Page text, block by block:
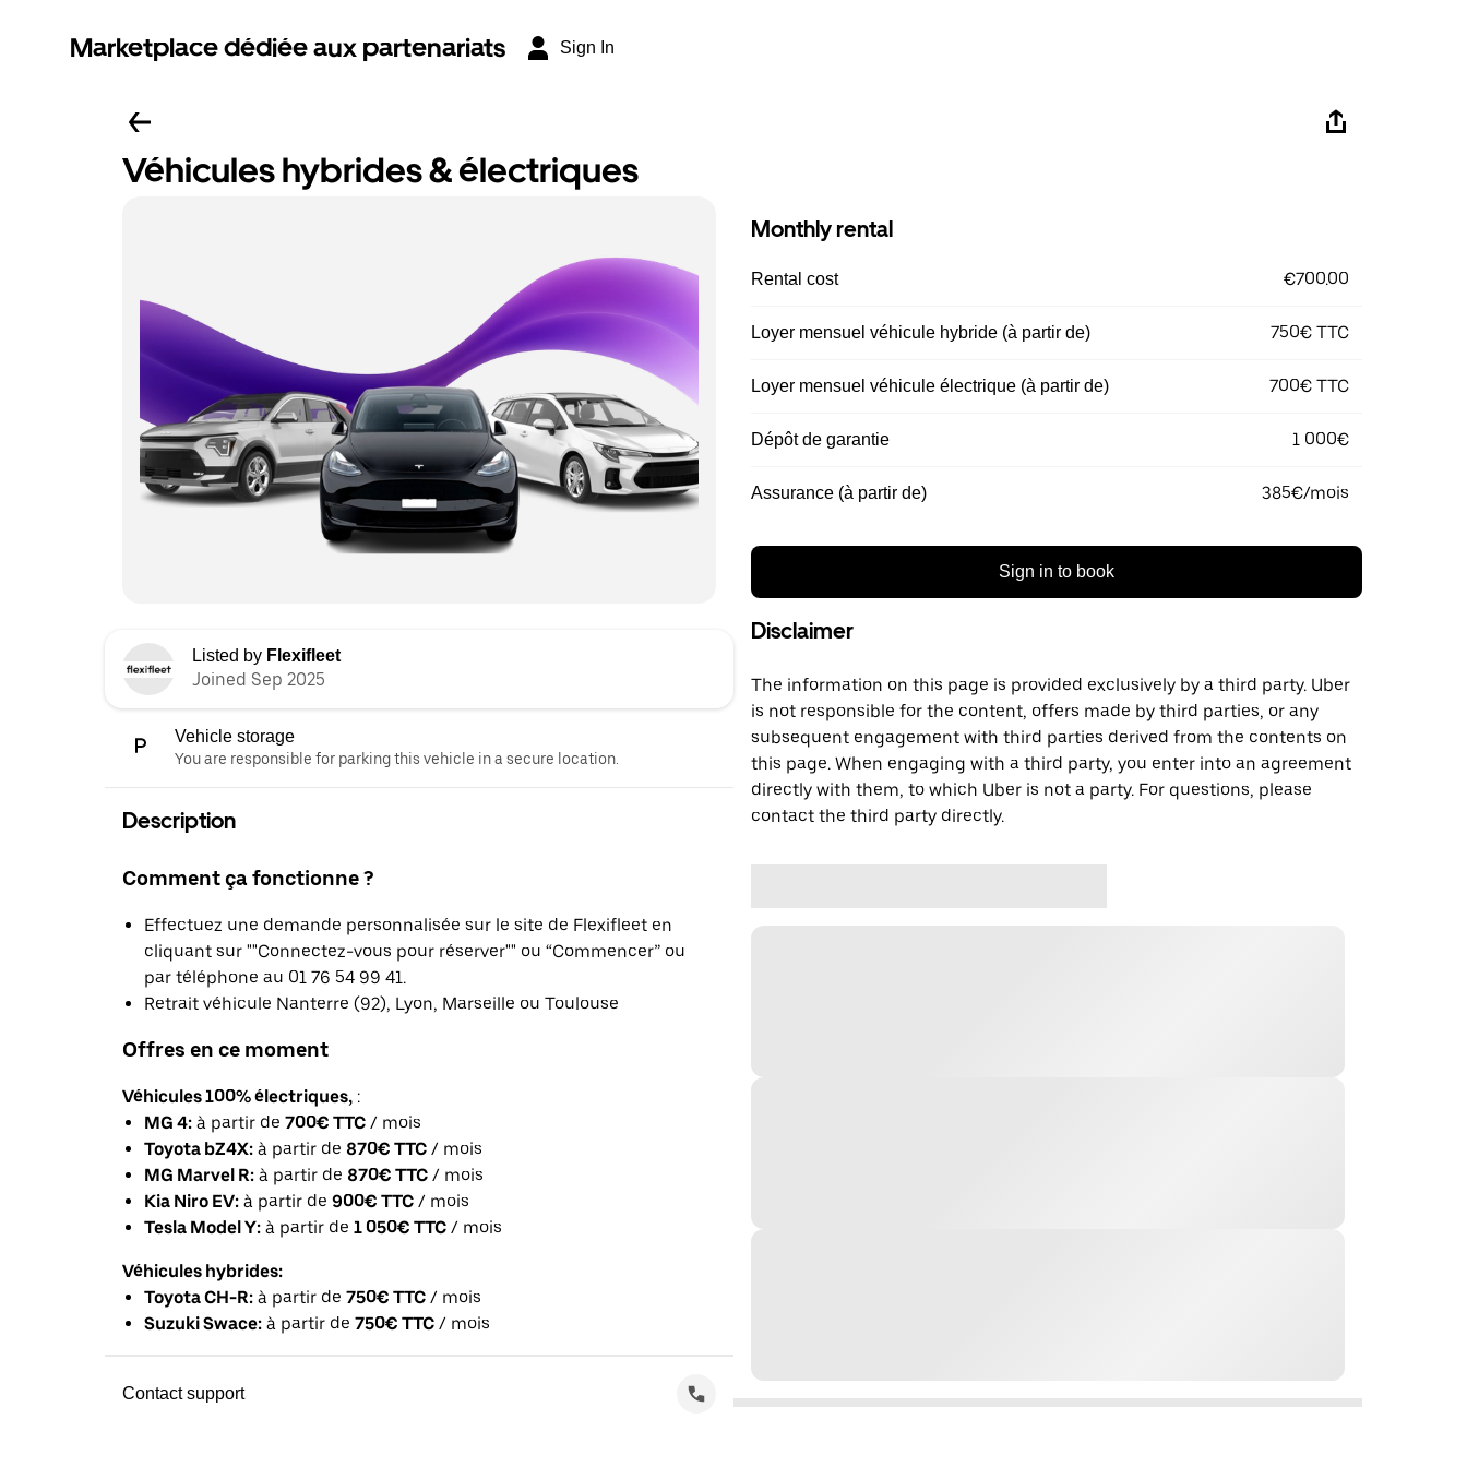
Marketplace dédiée aux partenariats Sign In
Véhicules hybrides & électriques
Listed by Flexifleet
Joined Sep 2025
Vehicle storage
You are responsible for parking this vehicle in a secure location.
Description
Comment ça fonctionne ?
Effectuez une demande personnalisée sur le site de Flexifleet en
cliquant sur ""Connectez-vous pour réserver"" ou “Commencer” ou
par téléphone au 01 76 54 99 41.
Retrait véhicule Nanterre (92), Lyon, Marseille ou Toulouse
Offres en ce moment
Véhicules 100% électriques, :
MG 4: à partir de 700€ TTC / mois
Toyota bZ4X: à partir de 870€ TTC / mois
MG Marvel R: à partir de 870€ TTC / mois
Kia Niro EV: à partir de 900€ TTC / mois
Tesla Model Y: à partir de 1 050€ TTC / mois
Véhicules hybrides:
Toyota CH-R: à partir de 750€ TTC / mois
Suzuki Swace: à partir de 750€ TTC / mois
Contact support
Monthly rental
Rental cost €700.00
Loyer mensuel véhicule hybride (à partir de) 750€ TTC
Loyer mensuel véhicule électrique (à partir de) 700€ TTC
Dépôt de garantie 1 000€
Assurance (à partir de) 385€/mois
Sign in to book
Disclaimer
The information on this page is provided exclusively by a third party. Uber
is not responsible for the content, offers made by third parties, or any
subsequent engagement with third parties derived from the contents on
this page. When engaging with a third party, you enter into an agreement
directly with them, to which Uber is not a party. For questions, please
contact the third party directly.